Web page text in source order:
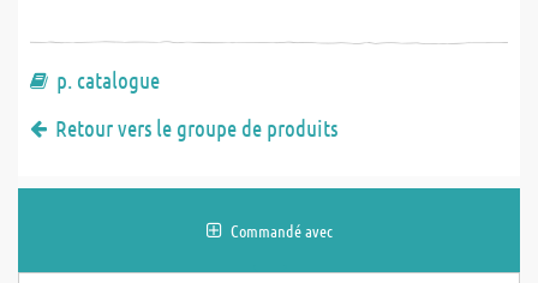
p. catalogue
Retour vers le groupe de produits
Commandé avec